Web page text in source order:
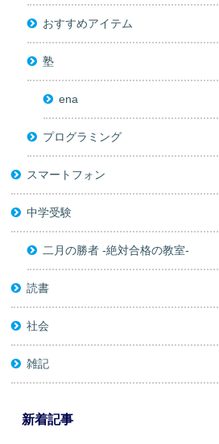
おすすめアイテム
塾
ena
プログラミング
スマートフォン
中学受験
二月の勝者 -絶対合格の教室-
読書
社会
雑記
新着記事